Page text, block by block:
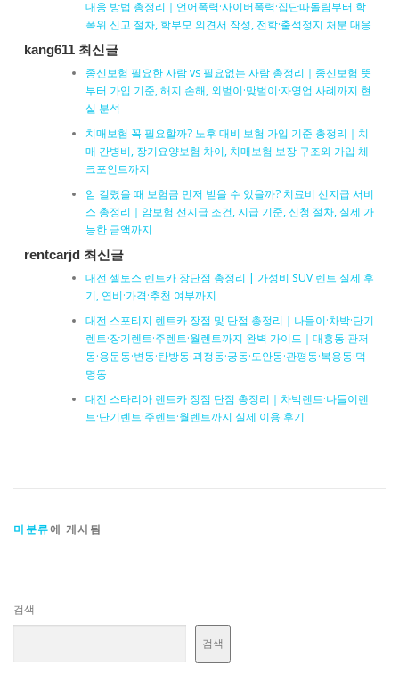
대응 방법 총정리｜언어폭력·사이버폭력·집단따돌림부터 학
폭위 신고 절차, 학부모 의견서 작성, 전학·출석정지 처분 대응
kang611 최신글
종신보험 필요한 사람 vs 필요없는 사람 총정리｜종신보험 뜻
부터 가입 기준, 해지 손해, 외벌이·맞벌이·자영업 사례까지 현
실 분석
치매보험 꼭 필요할까? 노후 대비 보험 가입 기준 총정리｜치
매 간병비, 장기요양보험 차이, 치매보험 보장 구조와 가입 체
크포인트까지
암 걸렸을 때 보험금 먼저 받을 수 있을까? 치료비 선지급 서비
스 총정리｜암보험 선지급 조건, 지급 기준, 신청 절차, 실제 가
능한 금액까지
rentcarjd 최신글
대전 셀토스 렌트카 장단점 총정리 | 가성비 SUV 렌트 실제 후
기, 연비·가격·추천 여부까지
대전 스포티지 렌트카 장점 및 단점 총정리｜나들이·차박·단기
렌트·장기렌트·주렌트·월렌트까지 완벽 가이드｜대흥동·관저
동·용문동·변동·탄방동·괴정동·궁동·도안동·관평동·복용동·덕
명동
대전 스타리아 렌트카 장점 단점 총정리｜차박렌트·나들이렌
트·단기렌트·주렌트·월렌트까지 실제 이용 후기
미분류에 게시됨
검색
검색